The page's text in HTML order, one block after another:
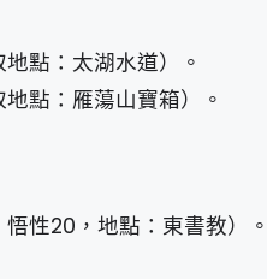
點：太湖水道）。
點：雁蕩山寶箱）。
悟性20，地點：東書教）。